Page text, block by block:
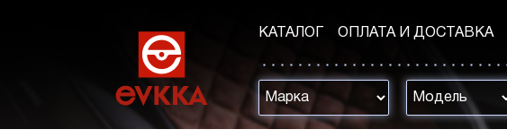
КАТАЛОГ ОПЛАТА И ДОСТАВКА